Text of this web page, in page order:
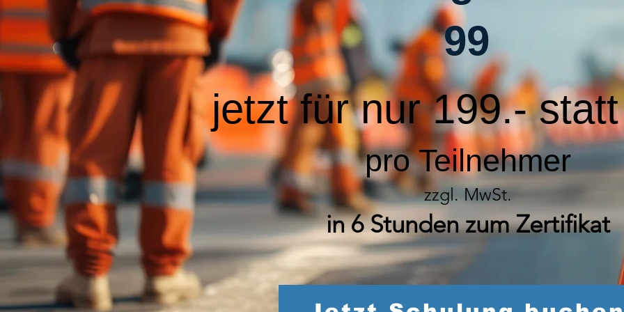
99
jetzt für nur 199.-
pro Teilnehmer
zzgl. MwSt.
in 6 Stunden zum Zertifikat